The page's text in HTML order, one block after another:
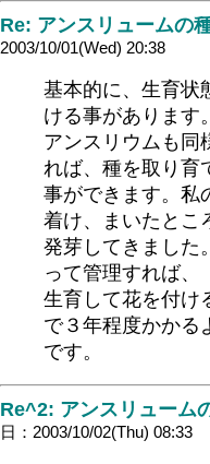
Re: アンスリュームの
2003/10/01(Wed) 20:38
基本的に、生育状
ける事があります。
アンスリウムも同
れば、種を取り育
事ができます。私
着け、まいたとこ
発芽してきました
って管理すれば、
生育して花を付け
で３年程度かかる
です。
Re^2: アンスリューム
日：2003/10/02(Thu) 08:33